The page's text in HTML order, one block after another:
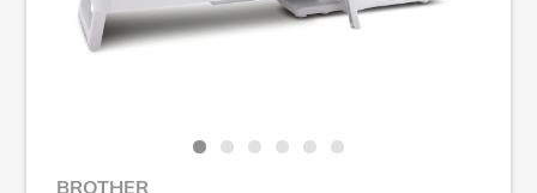
BROTHER